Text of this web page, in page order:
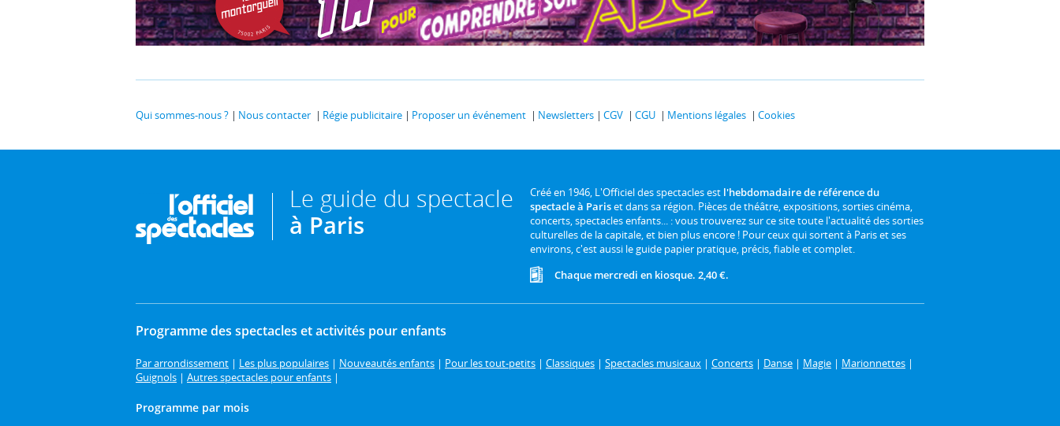
Qui sommes-nous ? Nous contacter Régie publicitaire Proposer un événement Newsletters CGV CGU Mentions légales Cookies
Le guide du spectacle
à Paris
Créé en 1946, L'Officiel des spectacles est l'hebdomadaire de référence du
spectacle à Pariset dans sa région. Pièces de théâtre, expositions, sorties cinéma,
concerts, spectacles enfants... : vous trouverez sur ce site toute l'actualité des sorties
culturelles de la capitale, et bien plus encore ! Pour ceux qui sortent à Paris et ses
environs, c'est aussi le guide papier pratique, précis, fiable et complet.
Chaque mercredi en kiosque. 2,40 €.
Programme des spectacles et activités pour enfants
Par arrondissement | Les plus populaires | Nouveautés enfants | Pour les tout-petits | Classiques | Spectacles musicaux | Concerts | Danse | Magie | Marionnettes |
Guignols | Autres spectacles pour enfants |
Programme par mois